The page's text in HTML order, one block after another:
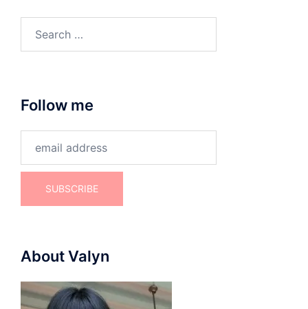
for:
Follow me
About Valyn